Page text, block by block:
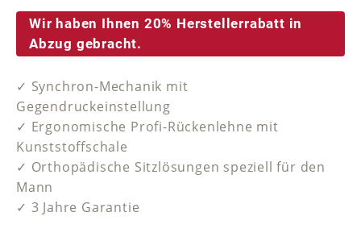
Wir haben Ihnen 20% Herstellerrabatt in
Abzug gebracht.
✓ Synchron-Mechanik mit
Gegendruckeinstellung
✓ Ergonomische Profi-Rückenlehne mit
Kunststoffschale
✓ Orthopädische Sitzlösungen speziell für den
Mann
✓ 3 Jahre Garantie